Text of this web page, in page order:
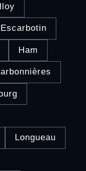
Ham
Longueau